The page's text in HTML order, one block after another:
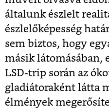
általunk észlelt
észlelőképesség
sem biztos, hogy
másik látomásában,
LSD-trip során az
gladiátoraként látta
élmények